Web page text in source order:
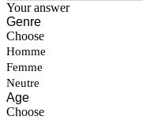
Your answer
Genre
Choose
Homme
Femme
Neutre
Age
Choose